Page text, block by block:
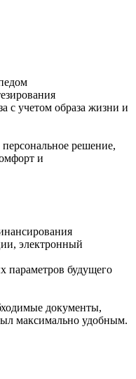
с учетом образа жизни и
решение,
и
электронный
параметров будущего
документы,
максимально удобным.